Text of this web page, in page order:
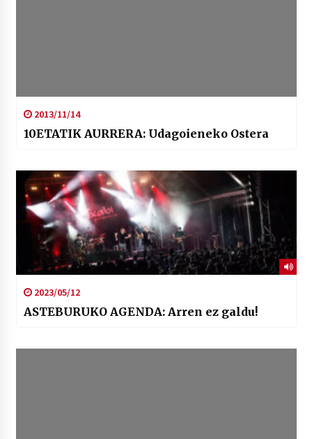
2013/11/14
10ETATIK AURRERA: Udagoieneko Ostera
2023/05/12
ASTEBURUKO AGENDA: Arren ez galdu!